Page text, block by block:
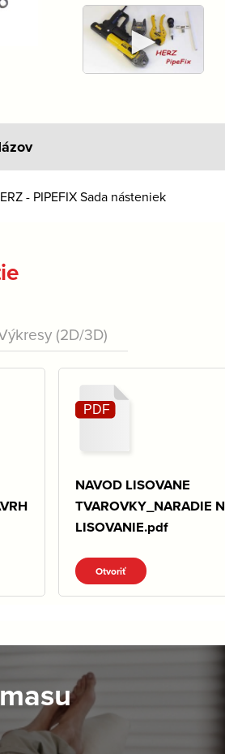
►
- PIPEFIX Sada násteniek
(2D/3D)
NAVOD LISOVANE
TVAROVKY_NARADIE
LISOVANIE.pdf
Otvoriť